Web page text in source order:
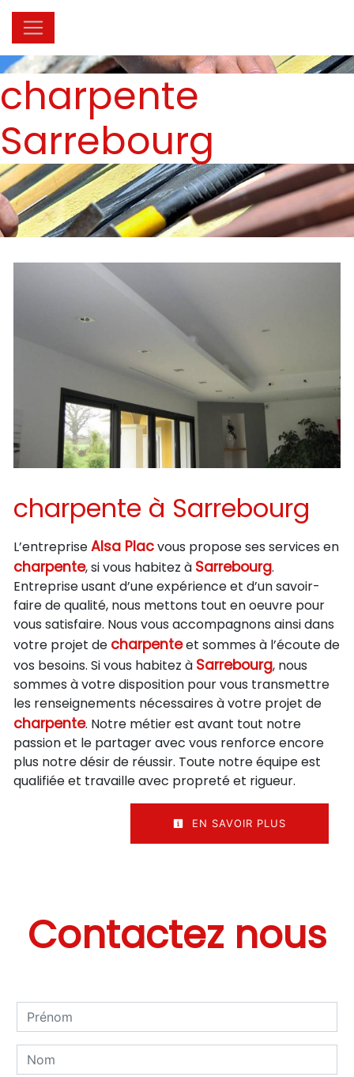
charpente
Sarrebourg
charpente à Sarrebourg
L’entrepriseAlsa Placvous propose ses services en
charpente, si vous habitez à Sarrebourg.
Entreprise usant d’une expérience et d’un savoir-
faire de qualité, nous mettons tout en oeuvre pour
vous satisfaire. Nous vous accompagnons ainsi dans
votre projet de charpenteet sommes à l’écoute de
vos besoins. Si vous habitez à Sarrebourg, nous
sommes à votre disposition pour vous transmettre
les renseignements nécessaires à votre projet de
charpente. Notre métier est avant tout notre
passion et le partager avec vous renforce encore
plus notre désir de réussir. Toute notre équipe est
qualifiée et travaille avec propreté et rigueur.
EN SAVOIR PLUS
Contactez nous
Panneau de gestion des cookies